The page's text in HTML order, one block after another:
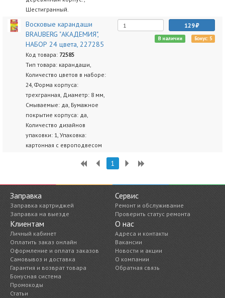
Шестигранный.
Восковые карандаши
BRAUBERG "АКАДЕМИЯ",
НАБОР 24 цвета, 227285
Код товара: 72585
Тип товара: карандаши,
Количество цветов в наборе:
24, Форма корпуса:
трехгранная, Диаметр: 8 мм,
Смываемые: да, Бумажное
покрытие корпуса: да,
Количество дизайнов
упаковки: 1, Упаковка:
картонная с европодвесом
129
В наличии Бонус: 5
1
Заправка
Заправка картриджей
Заправка на выезде
Сервис
Ремонт и обслуживание
Проверить статус ремонта
Клиентам
Личный кабинет
Оплатить заказ онлайн
Оформление и оплата заказов
Самовывоз и доставка
Гарантия и возврат товара
Бонусная система
Промокоды
Статьи
О нас
Адреса и контакты
Вакансии
Новости и акции
О компании
Обратная связь